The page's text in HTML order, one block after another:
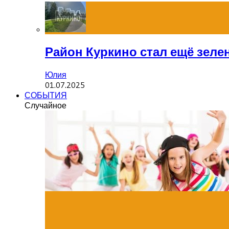
Район Куркино стал ещё
Юлия
01.07.2025
СОБЫТИЯ
Случайное